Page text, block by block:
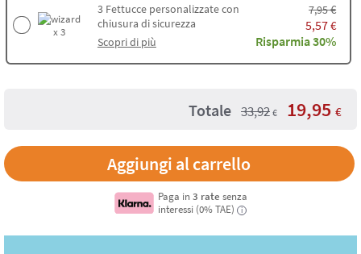
x 3
3Fettucce personalizzate con
chiusura di sicurezza
Scopri di più
7,95€
5,57€
Risparmia 30%
Totale 33,92 € 19,95 €
Aggiungi al carrello
Paga in 3 rate senza
interessi (0% TAE)
i